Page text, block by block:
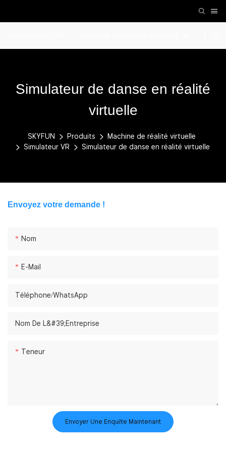
Simulateur de danse en réalité
virtuelle
SKYFUN Produits
Machine de réalité virtuelle
Simulateur VR
Simulateur de danse en réalité virtuelle
Envoyez votre demande !
Nom
E-Mail
Téléphone/WhatsApp
Nom De L&#39;entreprise
Teneur
Envoyer Une Enquête Maintenant